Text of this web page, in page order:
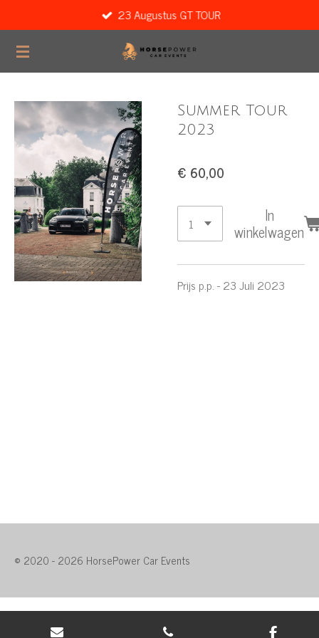
direct
naar
23 Augustus GT TOUR
Summer Tour
2023
€ 60,00
In
winkelwagen
Prijs p.p. - 23 Juli 2023
© 2020 - 2026 HorsePower Car Events